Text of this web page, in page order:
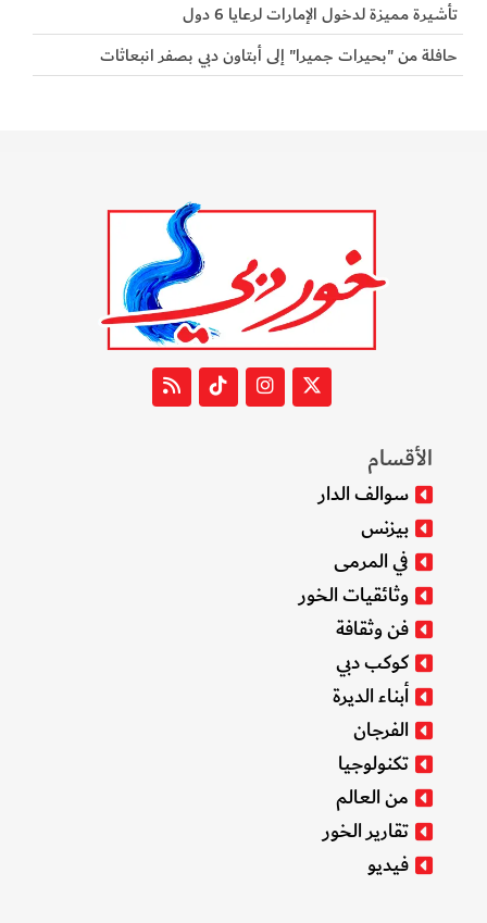
تأشيرة مميزة لدخول الإمارات لرعايا 6 دول
حافلة من "بحيرات جميرا" إلى أبتاون دبي بصفر انبعاثات
الأقسام
سوالف الدار
بيزنس
في المرمى
وثائقيات الخور
فن وثقافة
كوكب دبي
أبناء الديرة
الفرجان
تكنولوجيا
من العالم
تقارير الخور
فيديو